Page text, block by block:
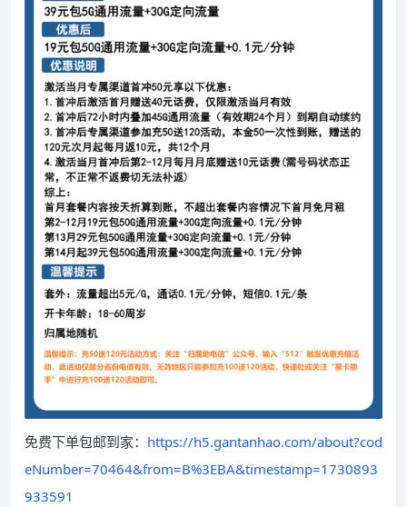
免费下单包邮到家： https://h5.gantanhao.com/about?cod
eNumber=70464&from=B%3EBA&timestamp=1730893
933591